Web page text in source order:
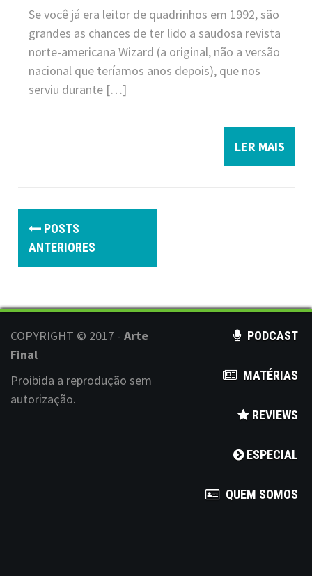
Se você já era leitor de quadrinhos em 1992, são
grandes as chances de ter lido a saudosa revista
norte-americana Wizard (a original, não a versão
nacional que teríamos anos depois), que nos
serviu durante […]
LER MAIS
P
o
s
t
s
n
a
v
POSTS
ANTERIORES
COPYRIGHT © 2017 - Arte
Final
Proibida a reprodução sem
autorização.
PODCAST
MATÉRIAS
REVIEWS
ESPECIAL
QUEM SOMOS